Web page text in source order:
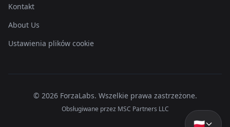
Kontakt
About Us
Ustawienia plików cookie
© 2026 ForzaLabs. Wszelkie prawa zastrzeżone.
Obsługiwane przez MSC Partners LLC
🇵🇱